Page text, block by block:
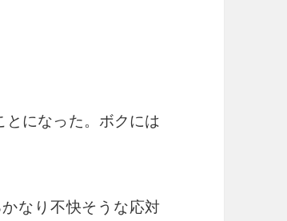
になった。ボクには
なり不快そうな応対